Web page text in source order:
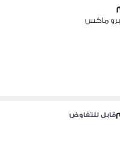
قابل للتفاوض